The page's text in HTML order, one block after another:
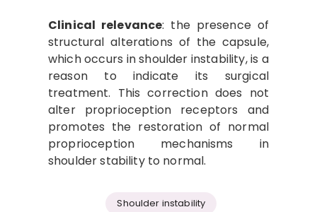
Clinical relevance: the presence of
structural alterations of the capsule,
which occurs in shoulder instability, is a
reason to indicate its surgical
treatment. This correction does not
alter proprioception receptors and
promotes the restoration of normal
proprioception mechanisms in
shoulder stability to normal.
Shoulder instability